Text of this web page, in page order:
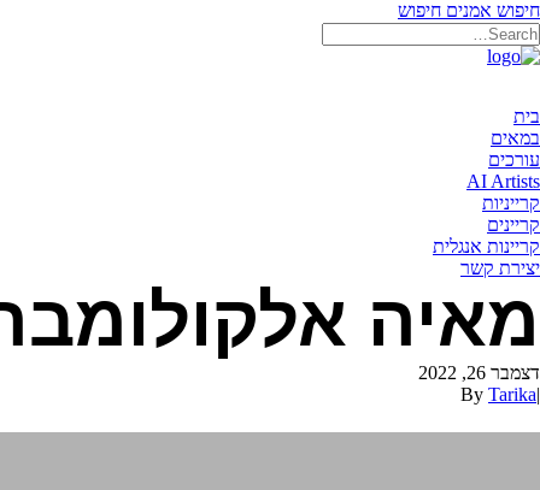
חיפוש אמנים חיפוש
בית
במאים
עורכים
AI Artists
קרייניות
קריינים
קריינות אנגלית
יצירת קשר
מאיה
דצמבר 26, 2022
|
By Tarika